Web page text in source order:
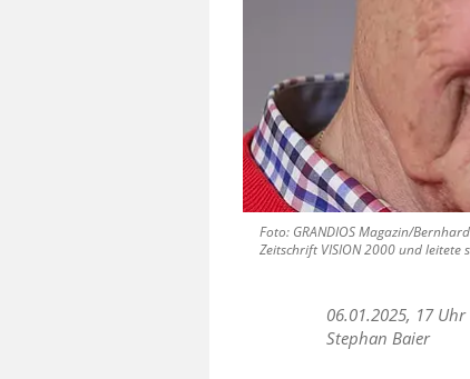
Foto: GRANDIOS Magazin/
Zeitschrift VISION 2000 und leitete
06.01.2025, 17 Uhr
Stephan Baier